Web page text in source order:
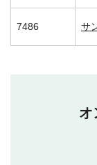
7486 サ
オ